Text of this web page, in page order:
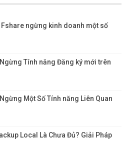
Fshare ngừng kinh doanh một số
Tính năng Đăng ký mới trên
Một Số Tính năng Liên Quan
Local Là Chưa Đủ? Giải Pháp